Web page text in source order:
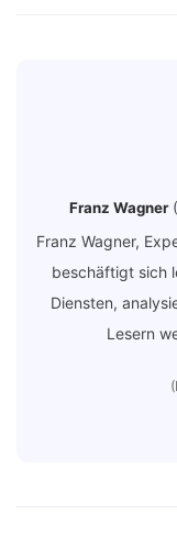
Franz Wagner
Franz Wagner,
beschäftigt sich
Diensten,
Lesern